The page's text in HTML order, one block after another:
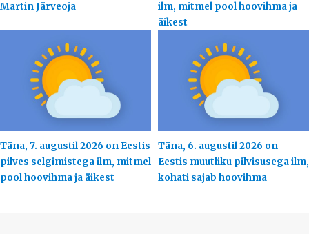
Martin Järveoja
ilm, mitmel pool hoovihma ja
äikest
Täna, 7. augustil 2026 on Eestis
pilves selgimistega ilm, mitmel
pool hoovihma ja äikest
Täna, 6. augustil 2026 on
Eestis muutliku pilvisusega ilm,
kohati sajab hoovihma